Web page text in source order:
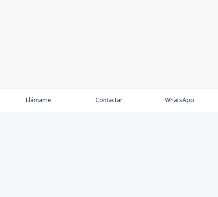
Llámame Contactar WhatsApp